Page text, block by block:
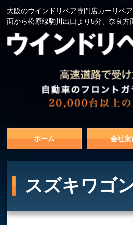
大阪のウインドリペア専門店カーリペ
面から松原線駒川出口より5分、奈良
ホーム 会社案
スズキワゴ